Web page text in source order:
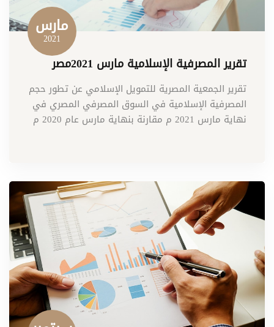
مارس
2021
تقرير المصرفية الإسلامية مارس 2021مصر
تقرير الجمعية المصرية للتمويل الإسلامي عن تطور حجم
المصرفية الإسلامية في السوق المصرفي المصري في
نهاية مارس 2021 م مقارنة بنهاية مارس عام 2020 م